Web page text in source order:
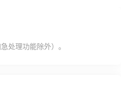
处理功能除外）。